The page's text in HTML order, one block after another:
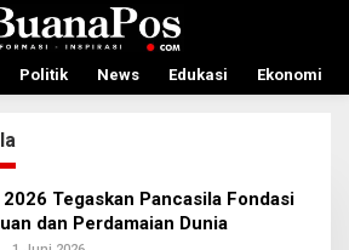
Politik News Edukasi Ekonomi
Tegaskan Pancasila Fondasi
dan Perdamaian Dunia